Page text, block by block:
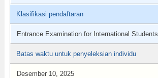
Klasifikasi pendaftaran
Entrance Examination for International Students
Batas waktu untuk penyeleksian individu
Desember 10, 2025